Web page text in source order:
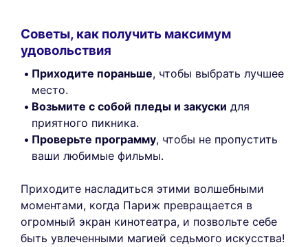
Советы, как получить максимум
удовольствия
Приходите пораньше, чтобы выбрать лучшее
место.
Возьмите с собой пледы и закуски для
приятного пикника.
Проверьте программу, чтобы не пропустить
ваши любимые фильмы.
Приходите насладиться этими волшебными
моментами, когда Париж превращается в
огромный экран кинотеатра, и позвольте себе
быть увлеченными магией седьмого искусства!